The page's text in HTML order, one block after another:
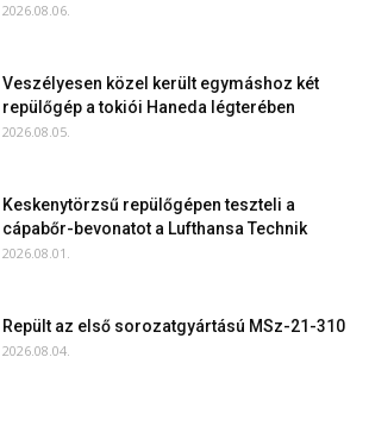
2026.08.06.
Veszélyesen közel került egymáshoz két
repülőgép a tokiói Haneda légterében
2026.08.05.
Keskenytörzsű repülőgépen teszteli a
cápabőr-bevonatot a Lufthansa Technik
2026.08.01.
Repült az első sorozatgyártású MSz-21-310
2026.08.04.